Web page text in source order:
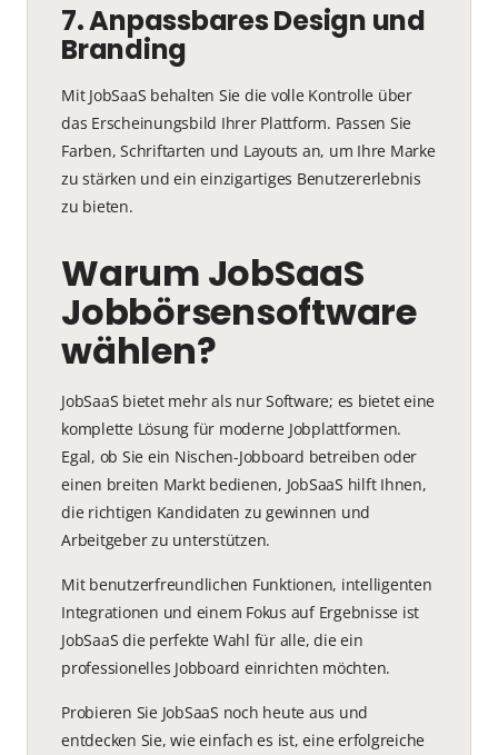
7. Anpassbares Design und
Branding
Mit JobSaaS behalten Sie die volle Kontrolle über
das Erscheinungsbild Ihrer Plattform. Passen Sie
Farben, Schriftarten und Layouts an, um Ihre Marke
zu stärken und ein einzigartiges Benutzererlebnis
zu bieten.
Warum JobSaaS
Jobbörsensoftware
wählen?
JobSaaS bietet mehr als nur Software; es bietet eine
komplette Lösung für moderne Jobplattformen.
Egal, ob Sie ein Nischen-Jobboard betreiben oder
einen breiten Markt bedienen, JobSaaS hilft Ihnen,
die richtigen Kandidaten zu gewinnen und
Arbeitgeber zu unterstützen.
Mit benutzerfreundlichen Funktionen, intelligenten
Integrationen und einem Fokus auf Ergebnisse ist
JobSaaS die perfekte Wahl für alle, die ein
professionelles Jobboard einrichten möchten.
Probieren Sie JobSaaS noch heute aus und
entdecken Sie, wie einfach es ist, eine erfolgreiche